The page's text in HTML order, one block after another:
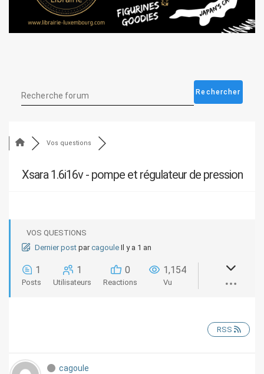
Vos questions
Xsara 1.6i16v - pompe et régulateur de pression
VOS QUESTIONS
Dernier post par cagoule Il y a 1 an
1
Posts
1
Utilisateurs
0
Reactions
1,154
Vu
RSS
cagoule